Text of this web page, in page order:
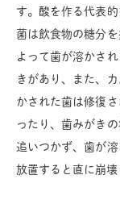
す。酸を作る代表
菌は飲食物の糖分
よって歯が溶かさ
きがあり、また、
かされた歯は修復
ったり、歯みがき
追いつかず、歯が
放置すると直に崩壊